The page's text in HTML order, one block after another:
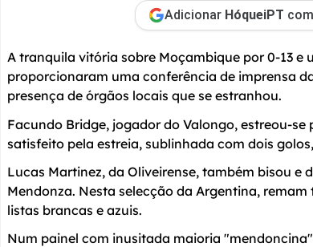
Adicionar HóqueiPT
A tranquila vitória sobre Moçambique por 0-13 e
proporcionaram uma conferência de imprensa
presença de órgãos locais que se estranhou.
Facundo Bridge, jogador do Valongo, estreou-
satisfeito pela estreia, sublinhada com dois
Lucas Martinez, da Oliveirense, também bisou
Mendonza. Nesta selecção da Argentina,
listas brancas e azuis.
Num painel com inusitada maioria